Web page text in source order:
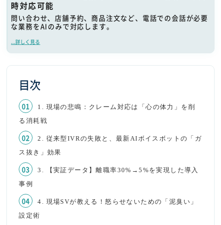
時対応可能
問い合わせ、店舗予約、商品注文など、電話での会話が必要
な業務をAIのみで対応します。
...詳しく見る
目次
1. 現場の悲鳴：クレーム対応は「心の体力」を削
る消耗戦
2. 従来型IVRの失敗と、最新AIボイスボットの「ガ
ス抜き」効果
3. 【実証データ】離職率30%→5%を実現した導入
事例
4. 現場SVが教える！怒らせないための「泥臭い」
設定術